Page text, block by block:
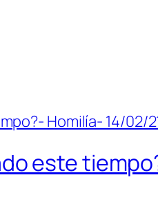
este